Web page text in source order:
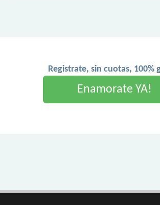
Registrate, sin cuotas, 100%
Enamorate YA!